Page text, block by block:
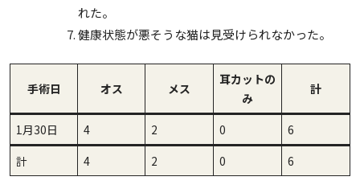
れた。
健康状態が悪そうな猫は見受けられなかった。
手術日 オス メス
耳カットの
み
計
1月30日 4 2 0
6
計
4 2 0 6